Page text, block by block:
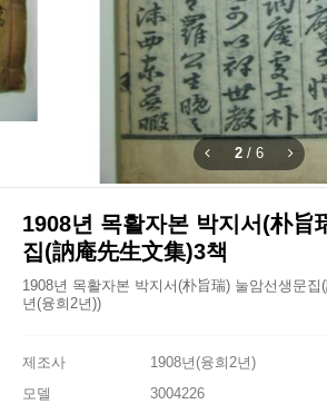
2 / 6
1908년 목활자본 박지서(朴旨
집(訥庵先生文集)3책
1908년 목활자본 박지서(朴旨瑞) 눌암선생문집
년(융희2년))
제조사
1908년(융희2년)
모델
3004226